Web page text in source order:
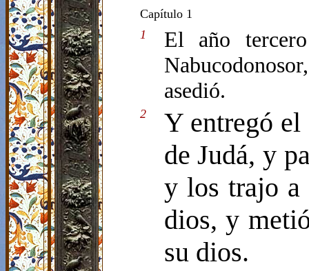
Capítulo 1
1
El año
asedió.
2
Y entregó el
de Judá, y
y los trajo a
dios, y
su dios.